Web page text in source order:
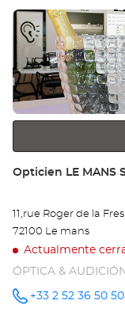
Pulse
ENTER
obtener
más
información
Tienda:
Opticien LE MANS
11,rue Roger de la
72100 Le mans
Actualmente
ÓPTICA & AUDICIÓN
número
+33 2 52 36 50 50